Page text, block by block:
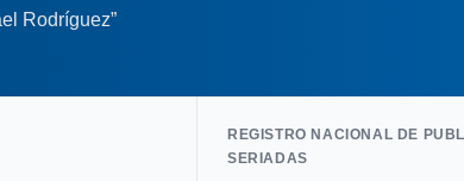
Rodríguez”
REGISTRO NACIONAL DE
SERIADAS